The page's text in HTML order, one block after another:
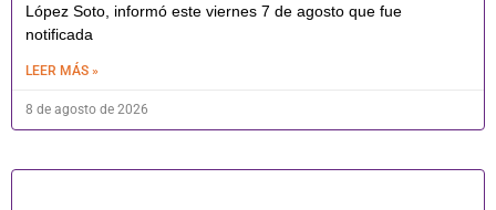
López Soto, informó este viernes 7 de agosto que fue
notificada
LEER MÁS »
8 de agosto de 2026